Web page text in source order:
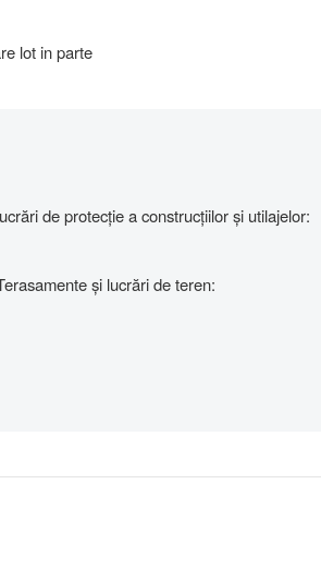
lot in parte
de protecție a construcțiilor și utilajelor:
și lucrări de teren: